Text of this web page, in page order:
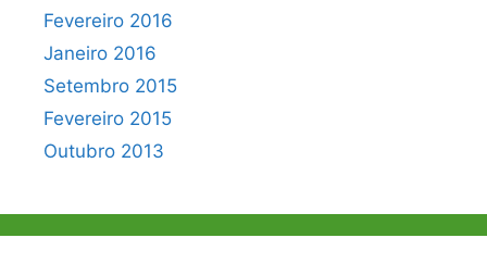
Fevereiro 2016
Janeiro 2016
Setembro 2015
Fevereiro 2015
Outubro 2013